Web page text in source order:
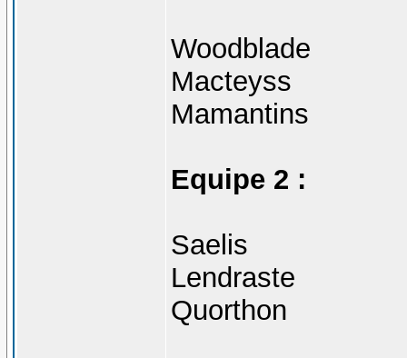
Woodblade
Macteyss
Mamantins
Equipe 2 :
Saelis
Lendraste
Quorthon